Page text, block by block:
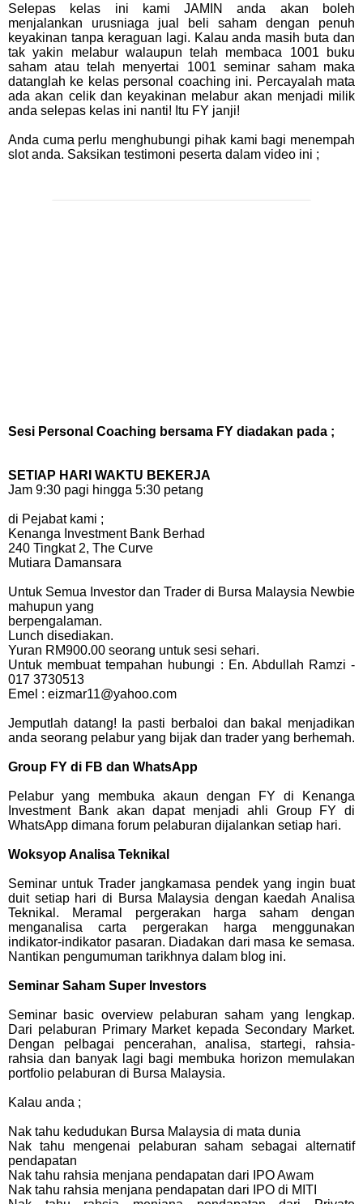
Selepas kelas ini kami JAMIN anda akan boleh
menjalankan urusniaga jual beli saham dengan penuh
keyakinan tanpa keraguan lagi. Kalau anda masih buta dan
tak yakin melabur walaupun telah membaca 1001 buku
saham atau telah menyertai 1001 seminar saham maka
datanglah ke kelas personal coaching ini. Percayalah mata
ada akan celik dan keyakinan melabur akan menjadi milik
anda selepas kelas ini nanti! Itu FY janji!
Anda cuma perlu menghubungi pihak kami bagi menempah
slot anda. Saksikan testimoni peserta dalam video ini ;
Sesi Personal Coaching bersama FY diadakan pada ;
SETIAP HARI WAKTU BEKERJA
Jam 9:30 pagi hingga 5:30 petang
di Pejabat kami ;
Kenanga Investment Bank Berhad
240 Tingkat 2, The Curve
Mutiara Damansara
Untuk Semua Investor dan Trader di Bursa Malaysia Newbie
mahupun yang
berpengalaman.
Lunch disediakan.
Yuran RM900.00 seorang untuk sesi sehari.
Untuk membuat tempahan hubungi : En. Abdullah Ramzi -
017 3730513
Emel : eizmar11@yahoo.com
Jemputlah datang! Ia pasti berbaloi dan bakal menjadikan
anda seorang pelabur yang bijak dan trader yang berhemah.
Group FY di FB dan WhatsApp
Pelabur yang membuka akaun dengan FY di Kenanga
Investment Bank akan dapat menjadi ahli Group FY di
WhatsApp dimana forum pelaburan dijalankan setiap hari.
Woksyop Analisa Teknikal
Seminar untuk Trader jangkamasa pendek yang ingin buat
duit setiap hari di Bursa Malaysia dengan kaedah Analisa
Teknikal. Meramal pergerakan harga saham dengan
menganalisa carta pergerakan harga menggunakan
indikator-indikator pasaran. Diadakan dari masa ke semasa.
Nantikan pengumuman tarikhnya dalam blog ini.
Seminar Saham Super Investors
Seminar basic overview pelaburan saham yang lengkap.
Dari pelaburan Primary Market kepada Secondary Market.
Dengan pelbagai pencerahan, analisa, startegi, rahsia-
rahsia dan banyak lagi bagi membuka horizon memulakan
portfolio pelaburan di Bursa Malaysia.
Kalau anda ;
Nak tahu kedudukan Bursa Malaysia di mata dunia
Nak tahu mengenai pelaburan saham sebagai alternatif
pendapatan
Nak tahu rahsia menjana pendapatan dari IPO Awam
Nak tahu rahsia menjana pendapatan dari IPO di MITI